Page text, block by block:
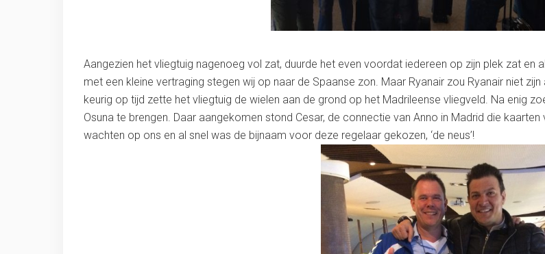
Aangezien het vliegtuig nagenoeg vol zat, duurde het even voordat iedereen op zijn plek zat
met een kleine vertraging stegen wij op naar de Spaanse zon. Maar Ryanair zou Ryanair niet
keurig op tijd zette het vliegtuig de wielen aan de grond op het Madrileense vliegveld. Na enig
Osuna te brengen. Daar aangekomen stond Cesar, de connectie van Anno in Madrid die
wachten op ons en al snel was de bijnaam voor deze regelaar gekozen, ‘de neus’!